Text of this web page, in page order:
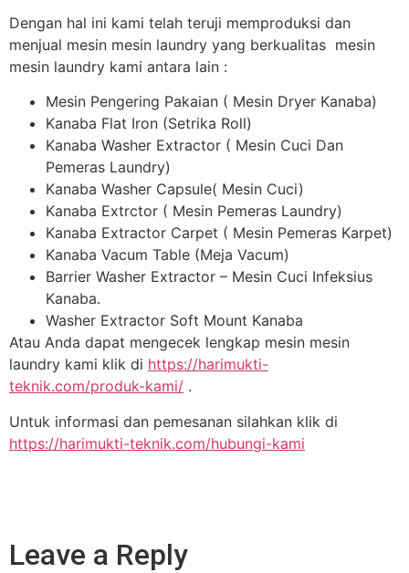
Dengan hal ini kami telah teruji memproduksi dan
menjual mesin mesin laundry yang berkualitas mesin
mesin laundry kami antara lain :
Mesin Pengering Pakaian ( Mesin Dryer Kanaba)
Kanaba Flat Iron (Setrika Roll)
Kanaba Washer Extractor ( Mesin Cuci Dan
Pemeras Laundry)
Kanaba Washer Capsule( Mesin Cuci)
Kanaba Extrctor ( Mesin Pemeras Laundry)
Kanaba Extractor Carpet ( Mesin Pemeras Karpet)
Kanaba Vacum Table (Meja Vacum)
Barrier Washer Extractor – Mesin Cuci Infeksius
Kanaba.
Washer Extractor Soft Mount Kanaba
Atau Anda dapat mengecek lengkap mesin mesin
laundry kami klik di https://harimukti-
teknik.com/produk-kami/ .
Untuk informasi dan pemesanan silahkan klik di
https://harimukti-teknik.com/hubungi-kami
Leave a Reply